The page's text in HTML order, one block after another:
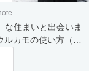
な住まいと出会いま
カモの使い方（買